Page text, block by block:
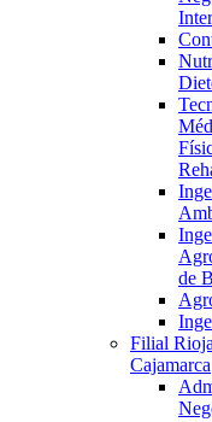
de
Filial
Cajamarca